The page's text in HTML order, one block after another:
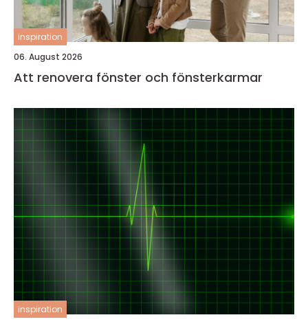
inspiration
06. August 2026
Att renovera fönster och fönsterkarmar
inspiration